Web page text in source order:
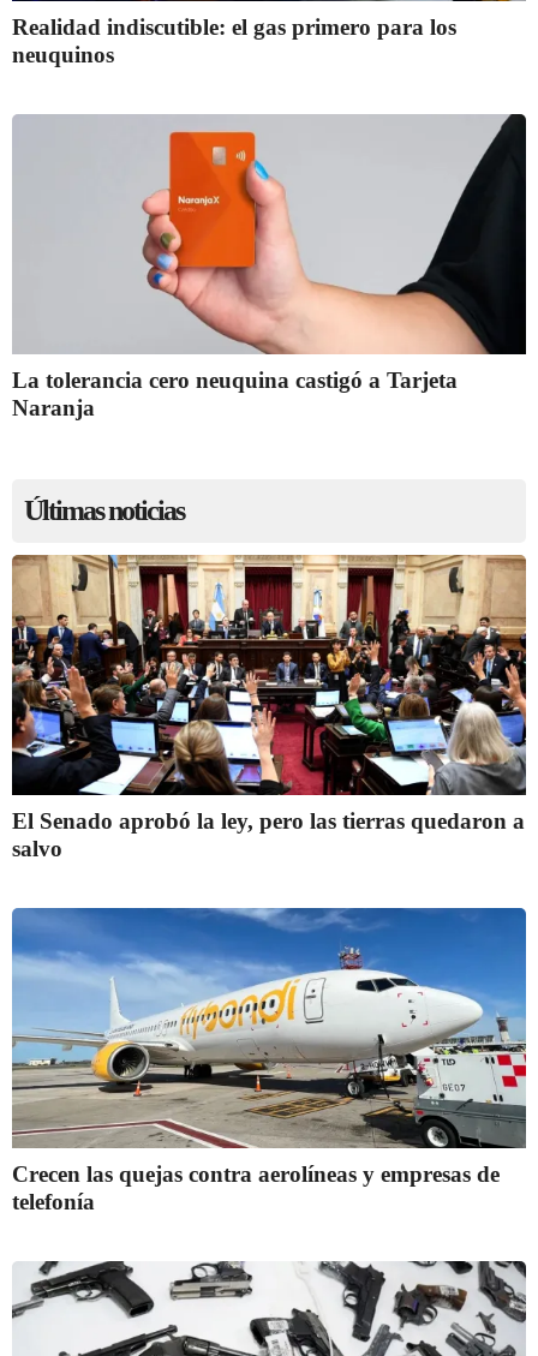
Realidad indiscutible: el gas primero para los
neuquinos
La tolerancia cero neuquina castigó a Tarjeta
Naranja
Últimas noticias
El Senado aprobó la ley, pero las tierras quedaron a
salvo
Crecen las quejas contra aerolíneas y empresas de
telefonía